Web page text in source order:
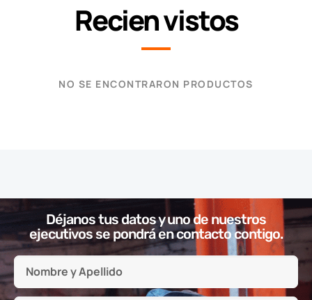
Recien vistos
NO SE ENCONTRARON PRODUCTOS
Déjanos tus datos y uno de nuestros
ejecutivos se pondrá en contacto contigo.